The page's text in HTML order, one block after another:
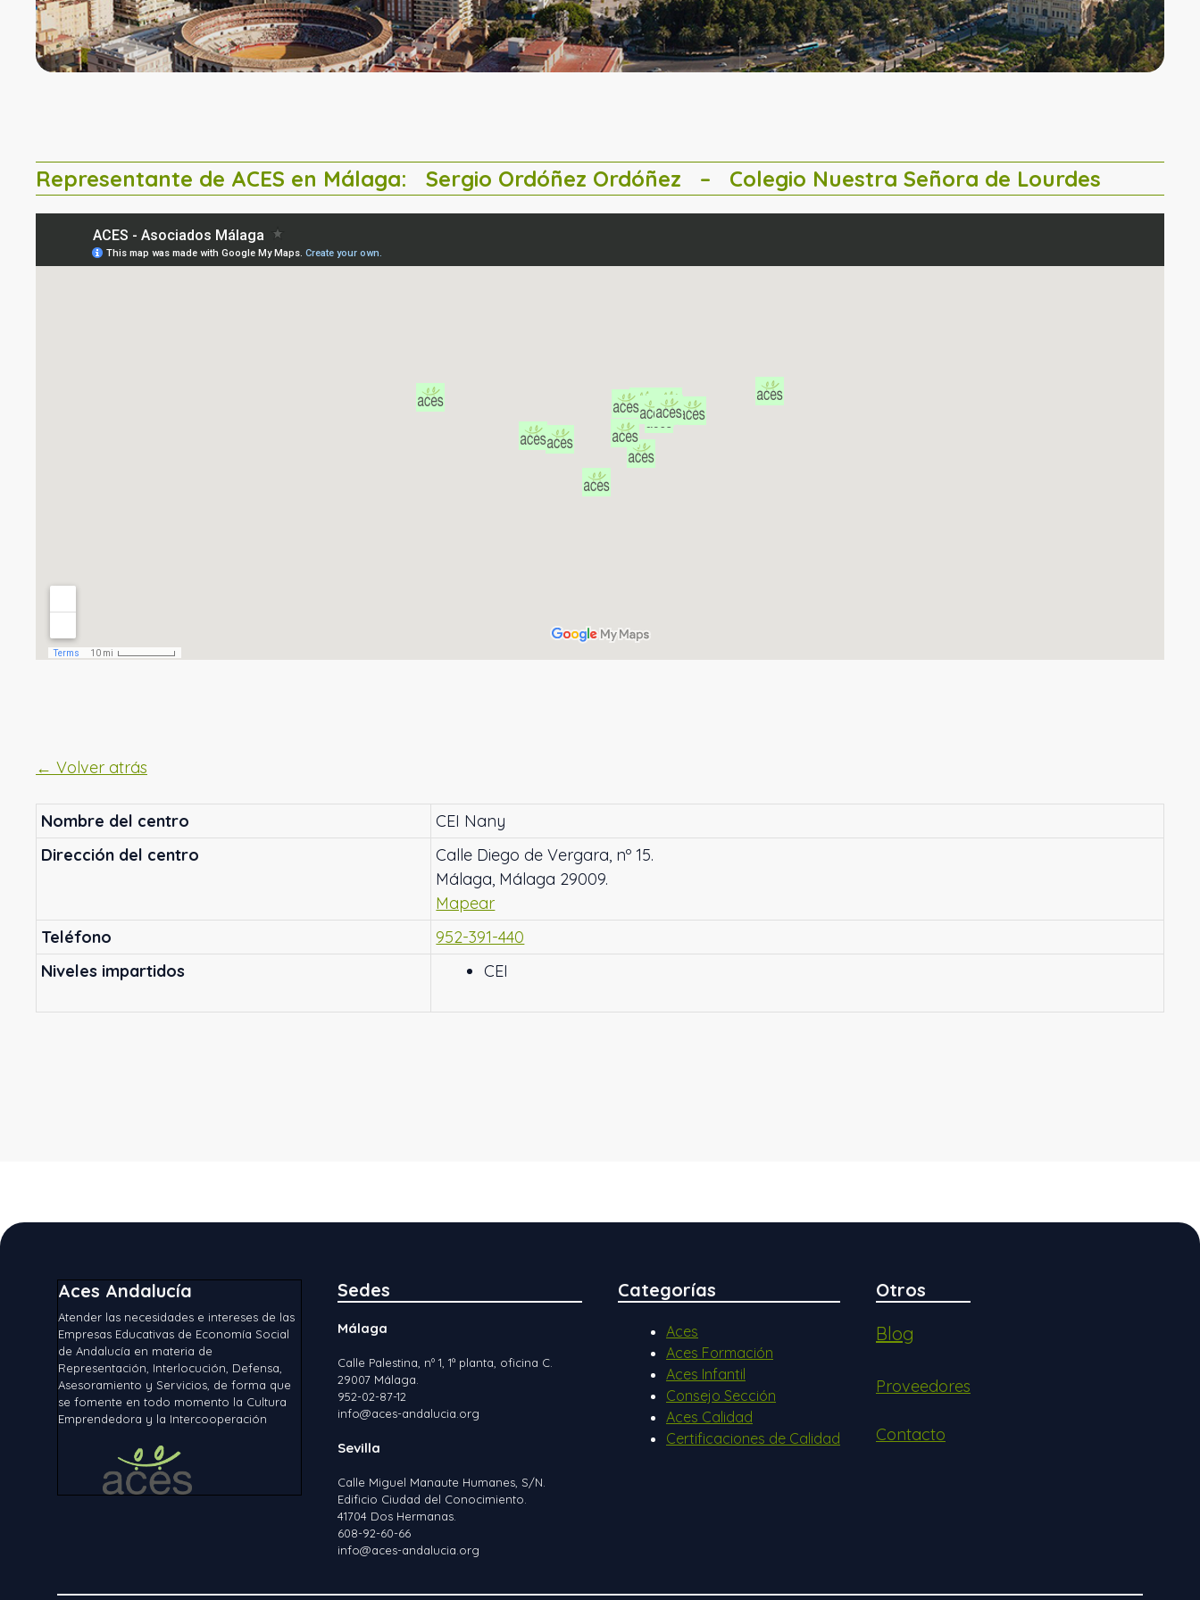
Representante de ACES en Málaga: Sergio Ordóñez Ordóñez – Colegio Nuestra Señora de Lourdes
← Volver atrás
Nombre del centro
CEI Nany
Dirección del centro
Calle Diego de Vergara, nº 15.
Málaga, Málaga 29009.
Mapear
Teléfono
952-391-440
Niveles impartidos
CEI
Aces Andalucía
Atender las necesidades e intereses de las
Empresas Educativas de Economía Social
de Andalucía en materia de
Representación, Interlocución, Defensa,
Asesoramiento y Servicios, de forma que
se fomente en todo momento la Cultura
Emprendedora y la Intercooperación
Sedes
Málaga
Calle Palestina, nº 1, 1ª planta, oficina C.
29007 Málaga.
952-02-87-12
info@aces-andalucia.org
Sevilla
Calle Miguel Manaute Humanes, S/N.
Edificio Ciudad del Conocimiento.
41704 Dos Hermanas.
608-92-60-66
info@aces-andalucia.org
Categorías
Aces
Aces Formación
Aces Infantil
Consejo Sección
Aces Calidad
Certificaciones de Calidad
Otros
Blog
Proveedores
Contacto